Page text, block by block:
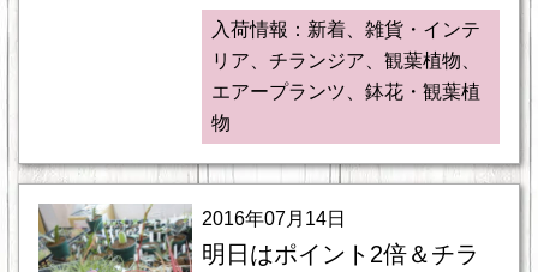
入荷情報：新着、雑貨・インテ
リア、チランジア、観葉植物、
エアープランツ、鉢花・観葉植
物
2016年07月14日
明日はポイント2倍＆チラ